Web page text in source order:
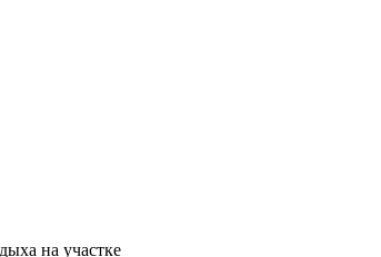
на участке